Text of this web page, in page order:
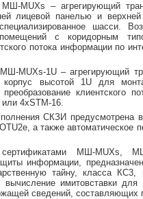
MUXs – агрегирующий
лицевой панелью и
шасси.
с коридорным
потока информации по
MUXs-1U – агрегирующий
высотой 1U для
преобразование
4xSTM-16.
СКЗИ предусмотрена
а также
МШ-MUXs,
информации,
тайну, класса
имитовставки
сведений, составляющих